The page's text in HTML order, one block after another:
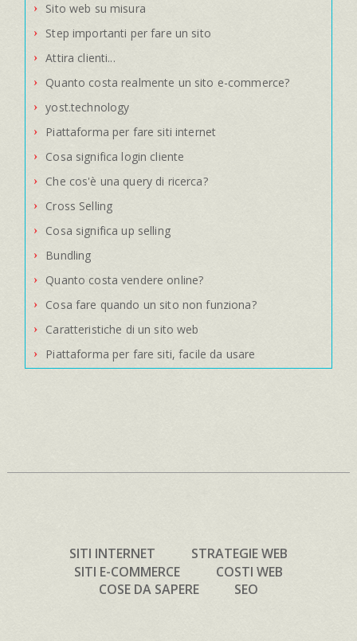
Sito web su misura
Step importanti per fare un sito
Attira clienti...
Quanto costa realmente un sito e-commerce?
yost.technology
Piattaforma per fare siti internet
Cosa significa login cliente
Che cos'è una query di ricerca?
Cross Selling
Cosa significa up selling
Bundling
Quanto costa vendere online?
Cosa fare quando un sito non funziona?
Caratteristiche di un sito web
Piattaforma per fare siti, facile da usare
SITI INTERNET
STRATEGIE WEB
SITI E-COMMERCE
COSTI WEB
COSE DA SAPERE
SEO